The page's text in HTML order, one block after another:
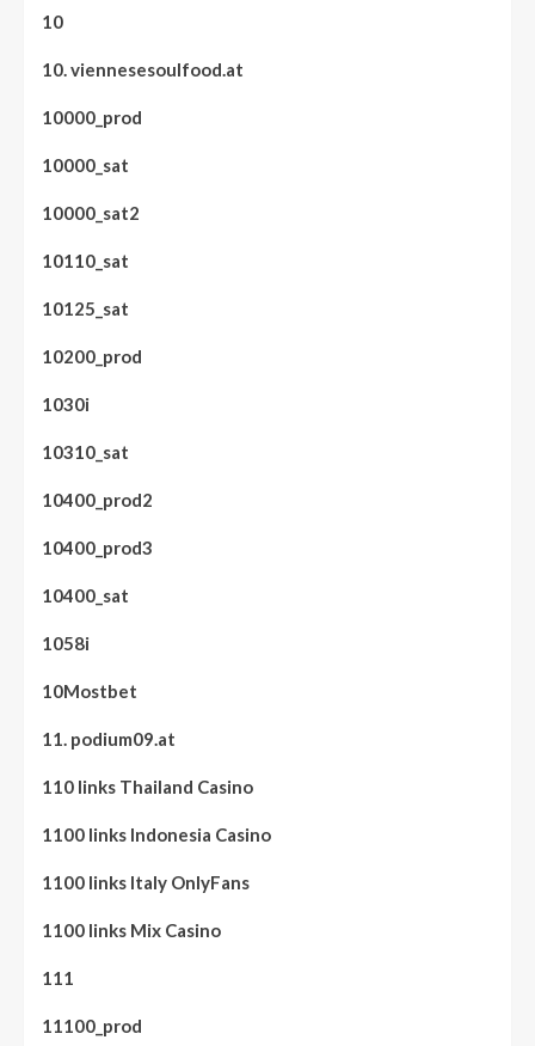
10
10. viennesesoulfood.at
10000_prod
10000_sat
10000_sat2
10110_sat
10125_sat
10200_prod
1030i
10310_sat
10400_prod2
10400_prod3
10400_sat
1058i
10Mostbet
11. podium09.at
110 links Thailand Casino
1100 links Indonesia Casino
1100 links Italy OnlyFans
1100 links Mix Casino
111
11100_prod